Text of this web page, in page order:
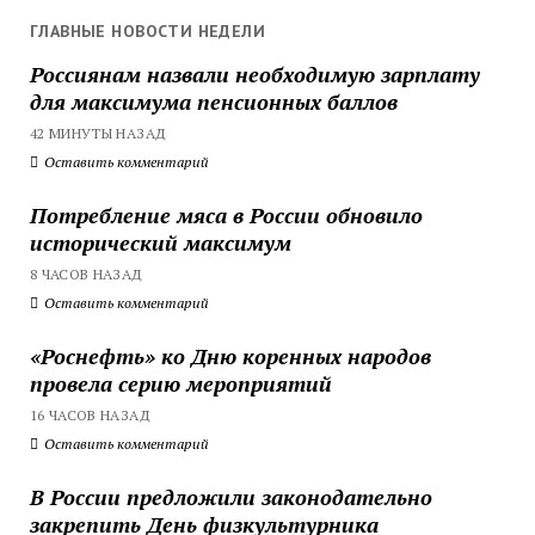
ГЛАВНЫЕ НОВОСТИ НЕДЕЛИ
Россиянам назвали необходимую зарплату
для максимума пенсионных баллов
42 МИНУТЫ НАЗАД
Оставить комментарий
Потребление мяса в России обновило
исторический максимум
8 ЧАСОВ НАЗАД
Оставить комментарий
«Роснефть» ко Дню коренных народов
провела серию мероприятий
16 ЧАСОВ НАЗАД
Оставить комментарий
В России предложили законодательно
закрепить День физкультурника